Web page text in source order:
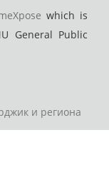
which is
General Public
и региона